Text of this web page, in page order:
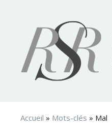
Accueil » Mots-clés » Mal